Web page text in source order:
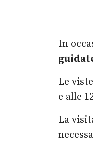
In
Le
e alle
La